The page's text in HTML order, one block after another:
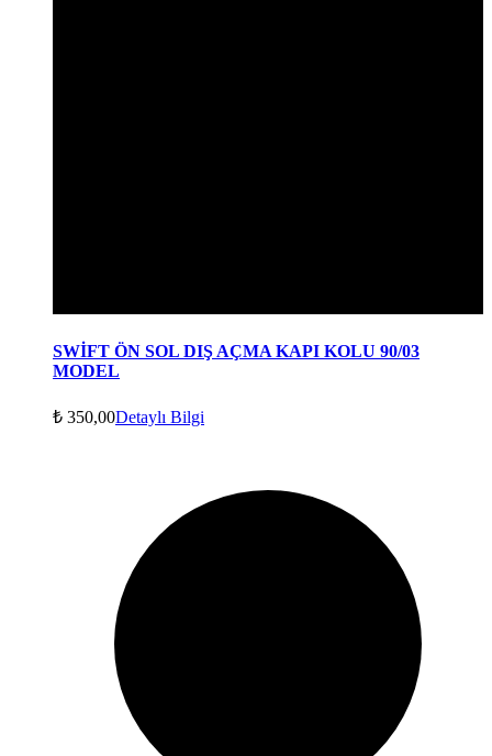
SWİFT ÖN SOL DIŞ AÇMA KAPI KOLU 90/03
MODEL
₺ 350,00Detaylı Bilgi